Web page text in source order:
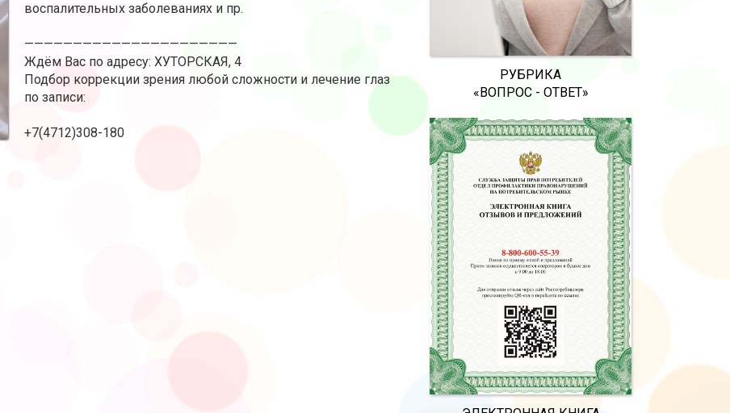
РУБРИКА
«ВОПРОС - ОТВЕТ»
воспалительных заболеваниях и пр.
——————————————————————
Ждём Вас по адресу: ХУТОРСКАЯ, 4
Подбор коррекции зрения любой сложности и лечение глаз
по записи:
+7(4712)308-180